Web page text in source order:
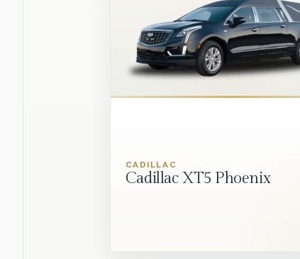
CADILLAC
Cadillac XT5 Phoenix